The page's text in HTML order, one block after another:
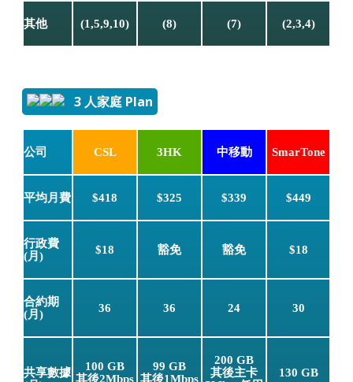
其他 (1,5,9,10) (8) (7) (2,3,4)
3 人家庭 Plan
公司 CSL 3HK 中移動 SmarTone
平均月費 $418 $325 $339 $449
行政費
(月)
$18 豁免 豁免 $18
合約期
(月)
36 36 24 30
共享數據
100 GB
其後2Mbps
99 GB
其後1Mbps
200 GB
其後主卡
130 GB